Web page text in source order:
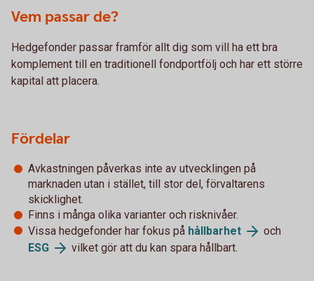
Vem passar de?
Hedgefonder passar framför allt dig som vill ha ett bra
komplement till en traditionell fondportfölj och har ett större
kapital att placera.
Fördelar
Avkastningen påverkas inte av utvecklingen på
marknaden utan i stället, till stor del, förvaltarens
skicklighet.
Finns i många olika varianter och risknivåer.
Vissa hedgefonder har fokus på hållbarhet
och
ESG
vilket gör att du kan spara hållbart.